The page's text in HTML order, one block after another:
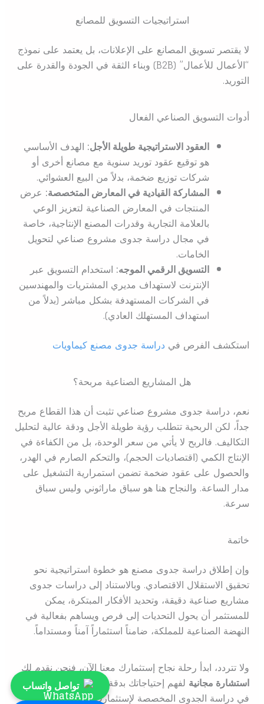
استراتيجيات التسويق للمصانع
لا يقتصر تسويق المصانع على الإعلانات، بل يعتمد على نموذج
“الأعمال للأعمال” (B2B) وبناء الثقة في الجودة والقدرة على
التوريد.
أدوات التسويق الصناعي الفعال
العقود الاستراتيجية طويلة الأجل:الهدف الأساسي
هو توقيع عقود توريد سنوية مع مصانع أخرى أو
شركات توزيع ضخمة، بدلاً من البيع العشوائي.
المشاركة القيادية في المعارض المتخصصة:عرض
المنتجات في المعارض الصناعية لتعزيز الوعي
بالعلامة التجارية وقدرات المصنع الإنتاجية، خاصة
في مجال دراسة جدوى مشروع صناعي لتحويل
الخامات.
التسويق الرقمي الموجه:استخدام التسويق عبر
الإنترنت لاستهداف مديري المشتريات والمهندسين
في الشركات المستهدفة بشكل مباشر (بدلاً من
استهداف المستهلك العادي).
استكشف الفرص في دراسة جدوى مصنع كيماويات
هل المشاريع الصناعية مربحة؟
نعم، دراسة جدوى مشروع صناعي تثبت أن هذا القطاع مربح
جداً، لكن الربحية تتطلب رؤية طويلة الأجل ودقة عالية لتحليل
التكاليف. فالربح لا يأتي من سعر الوحدة، بل من الكفاءة في
الإنتاج الكمي (اقتصاديات الحجم)، والتحكم الصارم في الهدر،
والحصول على عقود ضخمة تضمن استمرارية التشغيل على
مدار الساعة. والنجاح هنا هو سباق ماراثوني وليس سباق
سرعة.
خاتمة
وإن إطلاق دراسة جدوى مصنع هو خطوة استراتيجية نحو
تحقيق الاستقلال الاقتصادي. وبالاستناد إلى دراسات جدوى
مشاريع صناعية دقيقة، وتحديد الأفكار المبتكرة، يمكن
للمستثمر أن يحول التحديات إلى فرص ويساهم بفعالية في
النهضة الصناعية للمملكة، ضامناً استثماراً آمناً ومستداماً.
ولا تتردد، ابدأ رحلة نجاح إستثمارك معنا الآن، فنحن نقدم لك
استشارة مجانيةلفهم إحتياجاتك بدقة وتقديم أفضل الحلول
في دراسة الجدوى المخصصة لإستثمارك. تواصل معنا الآن
تواصل واتساب